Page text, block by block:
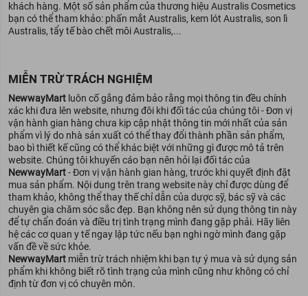
khách hàng. Một số sản phẩm của thương hiệu Australis Cosmetics
bạn có thể tham khảo: phấn mắt Australis, kem lót Australis, son lì
Australis, tẩy tế bào chết môi Australis,...
MIỄN TRỪ TRÁCH NGHIỆM
NewwayMart luôn cố gắng đảm bảo rằng mọi thông tin đều chính
xác khi đưa lên website, nhưng đôi khi đối tác của chúng tôi - Đơn vị
vận hành gian hàng chưa kịp cập nhật thông tin mới nhất của sản
phẩm vì lý do nhà sản xuất có thể thay đổi thành phần sản phẩm,
bao bì thiết kế cũng có thể khác biệt với những gì được mô tả trên
website. Chúng tôi khuyến cáo bạn nên hỏi lại đối tác của
NewwayMart- Đơn vị vận hành gian hàng, trước khi quyết định đặt
mua sản phẩm. Nội dung trên trang website này chỉ được dùng để
tham khảo, không thể thay thế chỉ dẫn của dược sỹ, bác sỹ và các
chuyên gia chăm sóc sắc đẹp. Bạn không nên sử dụng thông tin này
để tự chẩn đoán và điều trị tình trạng mình đang gặp phải. Hãy liên
hệ các cơ quan y tế ngay lập tức nếu bạn nghi ngờ mình đang gặp
vấn đề về sức khỏe.
NewwayMart miễn trừ trách nhiệm khi bạn tự ý mua và sử dụng sản
phẩm khi không biết rõ tình trạng của mình cũng như không có chỉ
định từ đơn vị có chuyên môn.